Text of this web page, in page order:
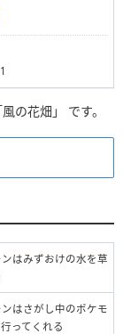
の花畑」 です。
はみずおけの水を草
はさがし中のポケモ
ってくれる